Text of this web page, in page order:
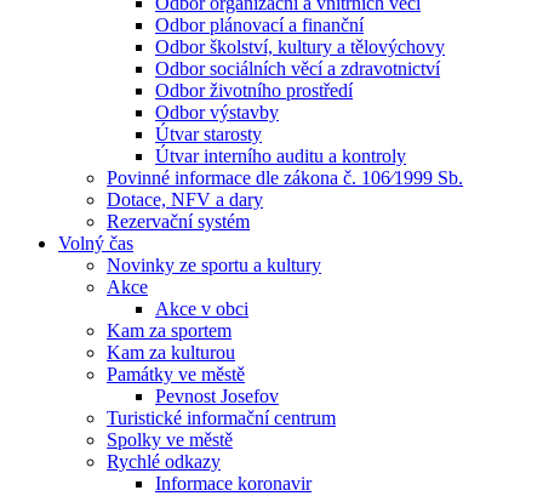
Odbor plánovací a finanční
Odbor školství, kultury a tělovýchovy
Odbor sociálních věcí a zdravotnictví
Odbor životního prostředí
Odbor výstavby
Útvar starosty
Útvar interního auditu a kontroly
Povinné informace dle zákona č. 106⁄1999 Sb.
Dotace, NFV a dary
Rezervační systém
Volný čas
Novinky ze sportu a kultury
Akce
Akce v obci
Kam za sportem
Kam za kulturou
Památky ve městě
Pevnost Josefov
Turistické informační centrum
Spolky ve městě
Rychlé odkazy
Informace koronavir